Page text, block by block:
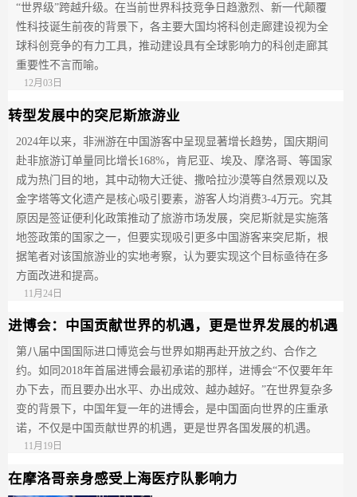
“世界级”跨越升级。在当前世界科技竞争日趋激烈、新一代颠覆
性科技诞生前夜的背景下，各主要大国均将科创走廊建设视为全
球科创竞争的有力工具，推动建设具有全球影响力的科创走廊其
重要性不言而喻。
12月03日
转型发展中的突尼斯旅游业
2024年以来，非洲游在中国游客中呈现显著增长趋势，国庆期间
赴非旅游订单量同比增长168%，肯尼亚、埃及、摩洛哥、等国家
成为热门目的地，其中动物大迁徙、撒哈拉沙漠等自然景观以及
金字塔等文化遗产是核心吸引要素，游客人均消费3-4万元。究其
原因是签证便利化政策推动了旅游市场发展，突尼斯就是实施落
地签政策的国家之一，但要实现吸引更多中国游客来突尼斯，根
据笔者对该国旅游业的实地考察，认为要实现这个目标亟待在多
方面改进和提高。
11月24日
进博会：中国贡献世界的机遇，更是世界发展的机遇
第八届中国国际进口博览会与世界如期再赴开放之约、合作之
约。如同2018年首届进博会最初承诺的那样，进博会“不仅要年年
办下去，而且要办出水平、办出成效、越办越好。”在世界复杂多
变的背景下，中国年复一年的进博会，是中国面向世界的庄重承
诺，不仅是中国贡献世界的机遇，更是世界各国发展的机遇。
11月19日
在摩洛哥亲身感受上海医疗队影响力